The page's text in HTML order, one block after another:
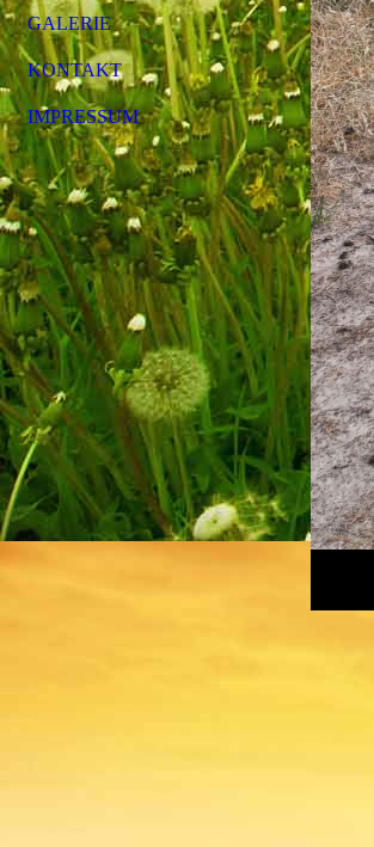
GALERIE
KONTAKT
IMPRESSUM